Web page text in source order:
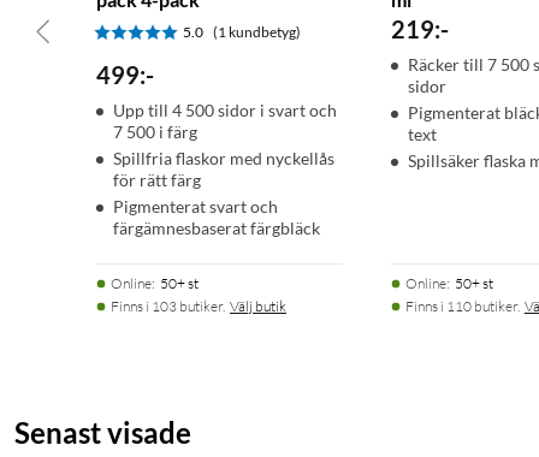
Artikelnummer: C13T00P140
I förpackningen
1 × Bläckflaska (svart, 65 ml)
5.0 (1 kundbetyg)
499:-
Upp till 4 500 sidor i svart och
7 500 i färg
Spillfria flaskor med nyckellås
för rätt färg
Pigmenterat svart och
färgämnesbaserat färgbläck
Online: 50+ st
Finns i 103 butiker. Välj butik
219:-
Räcker till 7 500
sidor
Pigmenterat
text
Spillsäker flaska
Online: 50+ st
Finns i 110 butiker.
Senast visade